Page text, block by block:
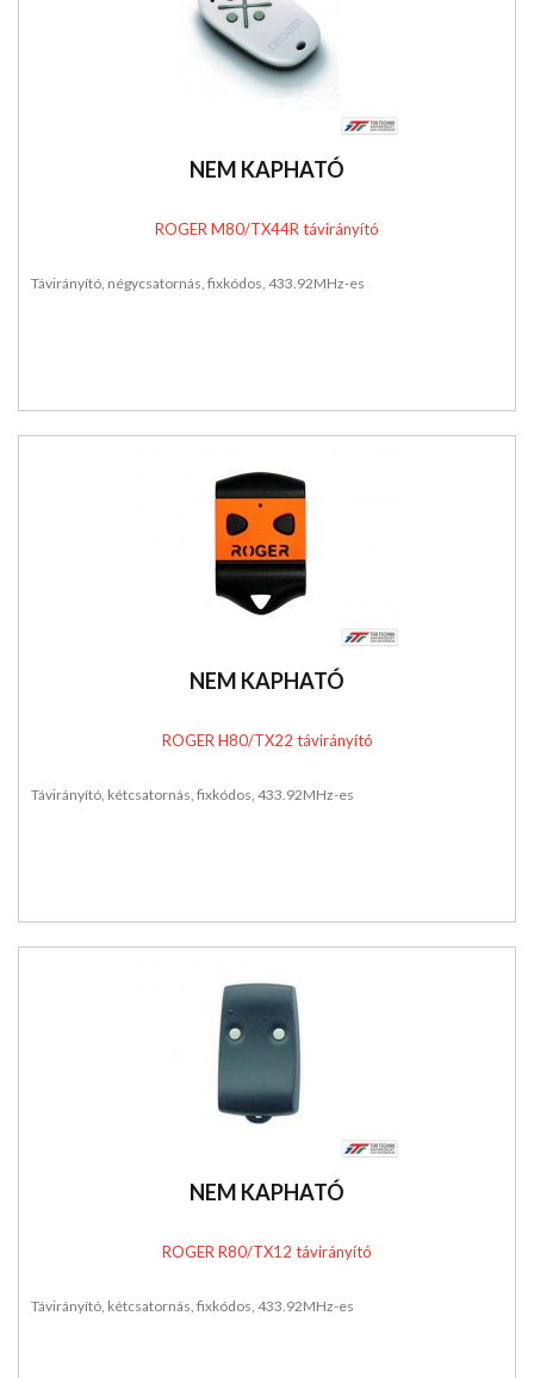
NEM KAPHATÓ
ROGER M80/TX44R távirányító
Távirányító, négycsatornás, fixkódos, 433.92MHz-es
NEM KAPHATÓ
ROGER H80/TX22 távirányító
Távirányító, kétcsatornás, fixkódos, 433.92MHz-es
NEM KAPHATÓ
ROGER R80/TX12 távirányító
Távirányító, kétcsatornás, fixkódos, 433.92MHz-es